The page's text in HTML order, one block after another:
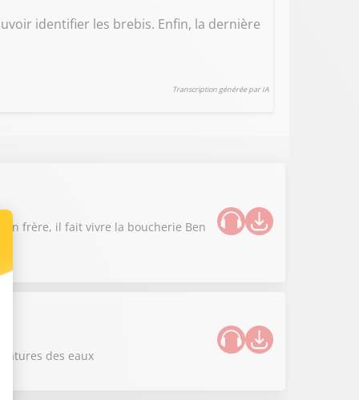
identifier les brebis. Enfin, la dernière
Transcription générée par IA
frère, il fait vivre la boucherie Ben
des eaux